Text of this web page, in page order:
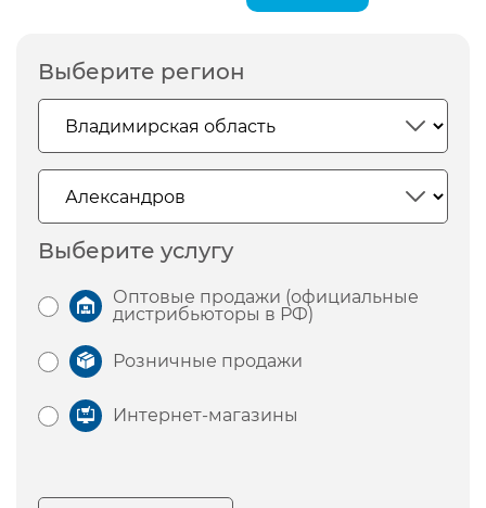
Выберите регион
Выберите услугу
Оптовые продажи (официальные
дистрибьюторы в РФ)
Розничные продажи
Интернет-магазины